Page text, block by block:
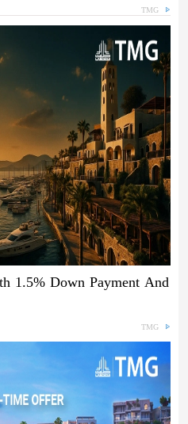
TMG
1.5% Down Payment And
TMG